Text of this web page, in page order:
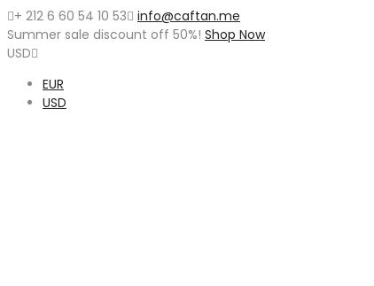
+ 212 6 60 54 10 53
info@caftan.me
Summer sale discount off 50%! Shop Now
USD
EUR
USD